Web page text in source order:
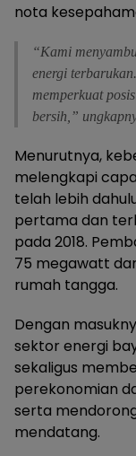
nota
“Kami
energi
memperkuat
bersih,”
Menurutnya,
melengkapi
telah lebih
pertama dan
pada 2018.
75 megawatt
rumah tangga.
Dengan
sektor energi
sekaligus
perekonomian
serta
mendatang.